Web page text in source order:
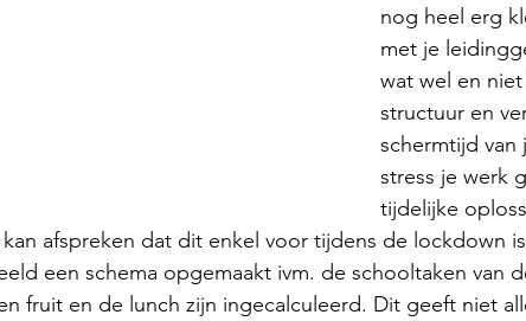
nog heel erg
met je
wat wel en
structuur en
schermtijd van
stress je werk
tijdelijke
afspreken dat dit enkel voor tijdens de lockdown
een schema opgemaakt ivm. de schooltaken van
fruit en de lunch zijn ingecalculeerd. Dit geeft niet